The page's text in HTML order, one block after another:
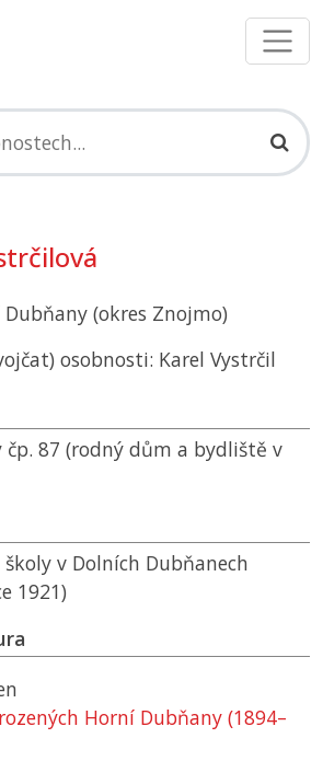
(okres Znojmo)
osobnosti: Karel Vystrčil
čp. 87 (rodný dům a bydliště v
v Dolních Dubňanech
1921)
Horní Dubňany (1894–